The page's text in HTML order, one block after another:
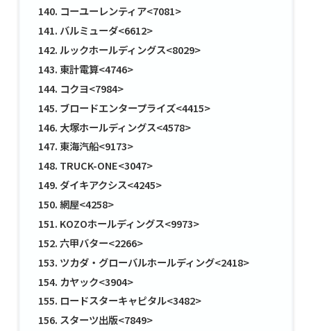
コーユーレンティア<7081>
バルミューダ<6612>
ルックホールディングス<8029>
東計電算<4746>
コクヨ<7984>
ブロードエンタープライズ<4415>
大塚ホールディングス<4578>
東海汽船<9173>
TRUCK-ONE<3047>
ダイキアクシス<4245>
網屋<4258>
KOZOホールディングス<9973>
六甲バター<2266>
ツカダ・グローバルホールディング<2418>
カヤック<3904>
ロードスターキャピタル<3482>
スターツ出版<7849>